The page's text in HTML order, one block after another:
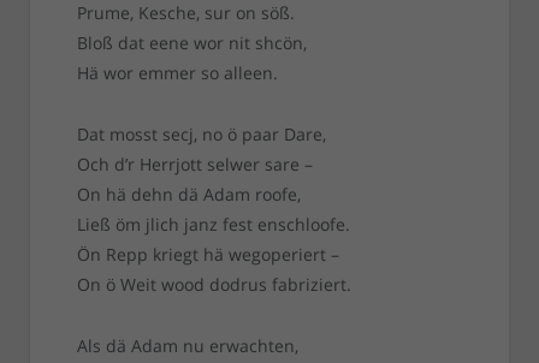
Prume, Kesche, sur on söß.
Bloß dat eene wor nit shcön,
Hä wor emmer so alleen.
Dat mosst secj, no ö paar Dare,
Och d’r Herrjott selwer sare –
On hä dehn dä Adam roofe,
Ließ öm jlich janz fest enschloofe.
Ön Repp kriegt hä wegoperiert –
On ö Weit wood dodrus fabriziert.
Als dä Adam nu erwachten,